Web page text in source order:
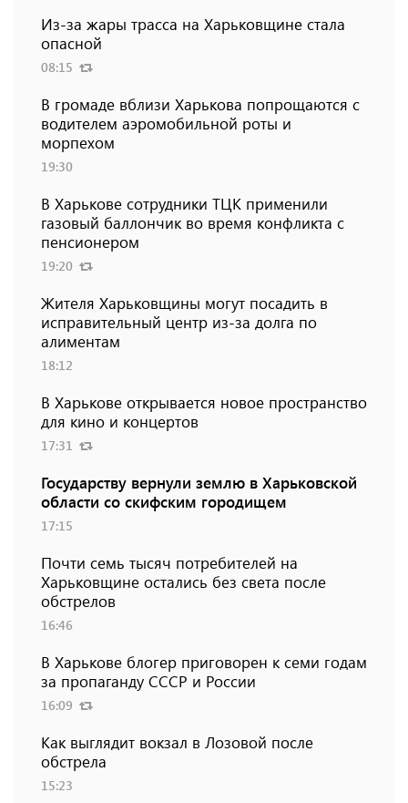
Из-за жары трасса на Харьковщине стала
опасной
08:15
В громаде вблизи Харькова попрощаются с
водителем аэромобильной роты и
морпехом
19:30
В Харькове сотрудники ТЦК применили
газовый баллончик во время конфликта с
пенсионером
19:20
Жителя Харьковщины могут посадить в
исправительный центр из-за долга по
алиментам
18:12
В Харькове открывается новое пространство
для кино и концертов
17:31
Государству вернули землю в Харьковской
области со скифским городищем
17:15
Почти семь тысяч потребителей на
Харьковщине остались без света после
обстрелов
16:46
В Харькове блогер приговорен к семи годам
за пропаганду СССР и России
16:09
Как выглядит вокзал в Лозовой после
обстрела
15:23